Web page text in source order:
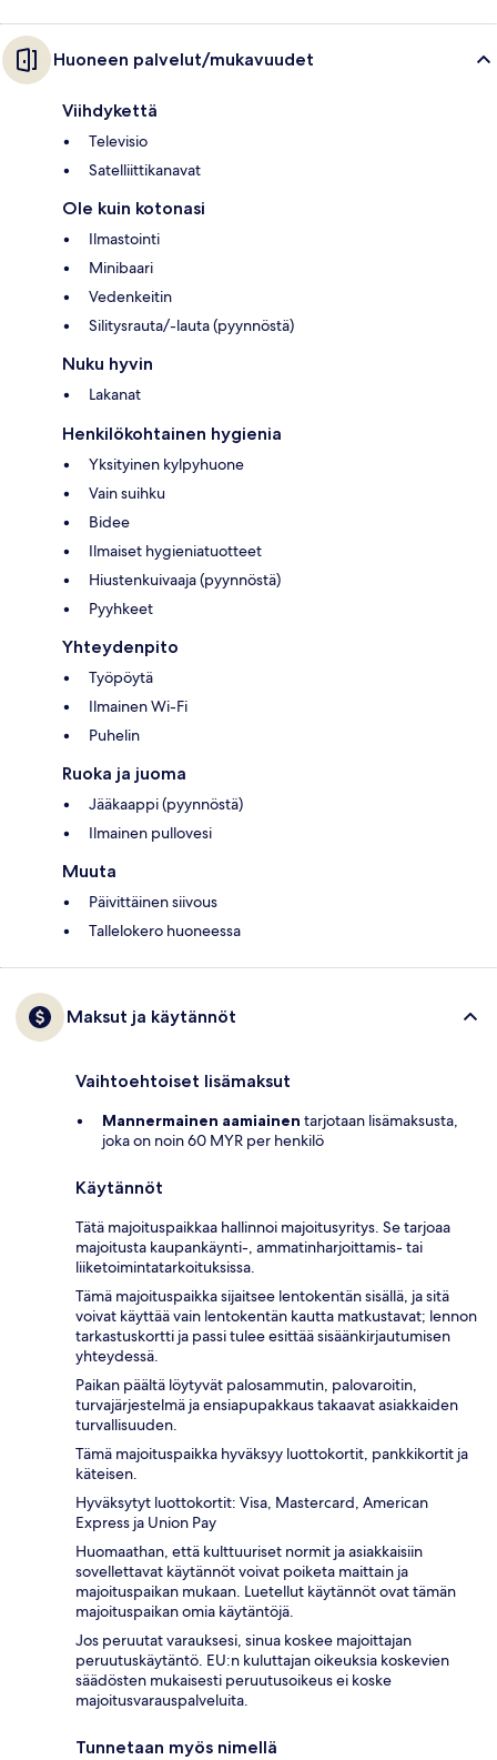
Huoneen palvelut/mukavuudet
Viihdykettä
Televisio
Satelliittikanavat
Ole kuin kotonasi
Ilmastointi
Minibaari
Vedenkeitin
Silitysrauta/-lauta (pyynnöstä)
Nuku hyvin
Lakanat
Henkilökohtainen hygienia
Yksityinen kylpyhuone
Vain suihku
Bidee
Ilmaiset hygieniatuotteet
Hiustenkuivaaja (pyynnöstä)
Pyyhkeet
Yhteydenpito
Työpöytä
Ilmainen Wi-Fi
Puhelin
Ruoka ja juoma
Jääkaappi (pyynnöstä)
Ilmainen pullovesi
Muuta
Päivittäinen siivous
Tallelokero huoneessa
Maksut ja käytännöt
Vaihtoehtoiset lisämaksut
Mannermainen aamiainen tarjotaan lisämaksusta,
joka on noin 60 MYR per henkilö
Käytännöt
Tätä majoituspaikkaa hallinnoi majoitusyritys. Se tarjoaa
majoitusta kaupankäynti-, ammatinharjoittamis- tai
liiketoimintatarkoituksissa.
Tämä majoituspaikka sijaitsee lentokentän sisällä, ja sitä
voivat käyttää vain lentokentän kautta matkustavat; lennon
tarkastuskortti ja passi tulee esittää sisäänkirjautumisen
yhteydessä.
Paikan päältä löytyvät palosammutin, palovaroitin,
turvajärjestelmä ja ensiapupakkaus takaavat asiakkaiden
turvallisuuden.
Tämä majoituspaikka hyväksyy luottokortit, pankkikortit ja
käteisen.
Hyväksytyt luottokortit: Visa, Mastercard, American
Express ja Union Pay
Huomaathan, että kulttuuriset normit ja asiakkaisiin
sovellettavat käytännöt voivat poiketa maittain ja
majoituspaikan mukaan. Luetellut käytännöt ovat tämän
majoituspaikan omia käytäntöjä.
Jos peruutat varauksesi, sinua koskee majoittajan
peruutuskäytäntö. EU:n kuluttajan oikeuksia koskevien
säädösten mukaisesti peruutusoikeus ei koske
majoitusvarauspalveluita.
Tunnetaan myös nimellä